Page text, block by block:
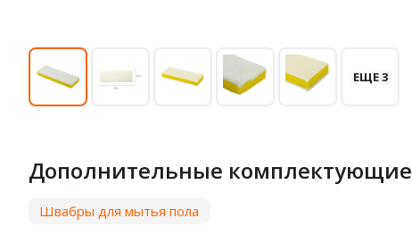
ЕЩЕ 3
Дополнительные комплектующие
Швабры для мытья пола